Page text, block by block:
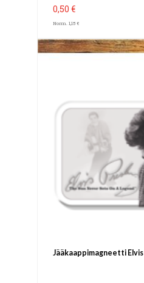
0,50 €
Norm. 1,15 €
Jääkaappimagneetti Elvis